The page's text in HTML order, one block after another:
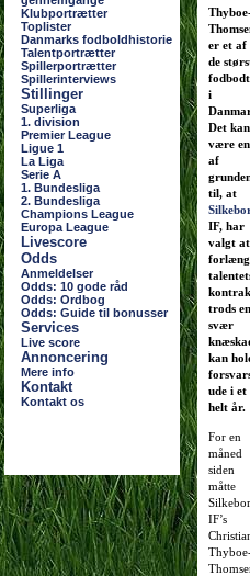
Klubportrætter
Toplister
Danmarks fodboldhistorie
Talentportrætter
Spillerportrætter
Spillerinterviews
Stillinger
Superliga
1. division
Premier League
Ligue 1
La Liga
Serie A
1. Bundesliga
2. Bundesliga
Champions League
Europa League
Livescore
Odds
Anmeldelser
Odds: 10 gode råd
Odds: Ordbog
Odds: Guide til bonusser
Services
Live score
Annoncering
Mere info
Kontakt
Kontakt os
er et af
de
i
Det kan
være en
af
til, at
IF, har
valgt at
trods en
svær
kan
ude i et
helt år.
For en
måned
siden
måtte
IF’s